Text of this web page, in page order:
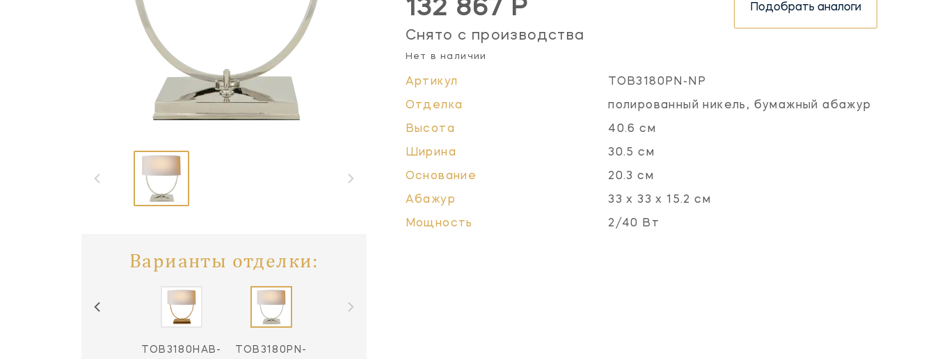
Варианты отделки:
TOB3180HAB-
TOB3180PN-
132 867 Р
Снято с производства
Нет в наличии
Подобрать аналоги
Артикул TOB3180PN-NP
Отделка полированный никель, бумажный абажур
Высота 40.6 см
Ширина 30.5 см
Основание 20.3 см
Абажур 33 х 33 х 15.2 см
Мощность 2/40 Вт